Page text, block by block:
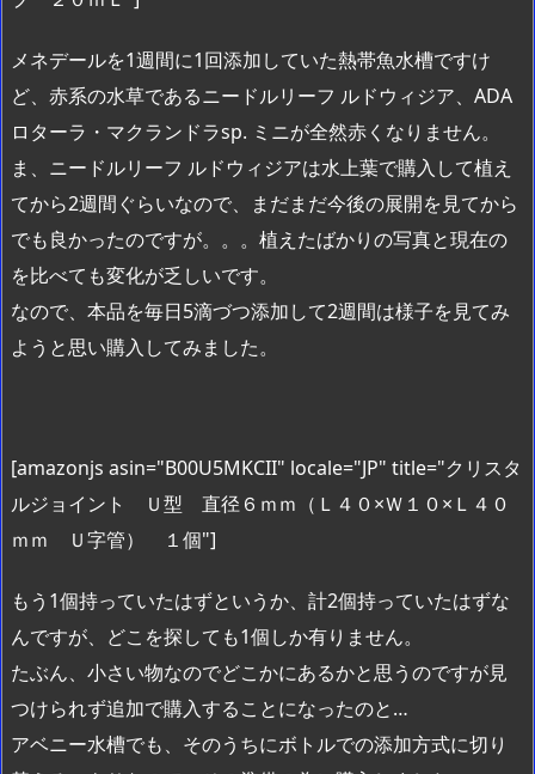
メネデールを1週間に1回添加していた熱帯魚水槽ですけ
ど、赤系の水草であるニードルリーフ ルドウィジア、ADA
ロターラ・マクランドラsp. ミニが全然赤くなりません。
ま、ニードルリーフ ルドウィジアは水上葉で購入して植え
てから2週間ぐらいなので、まだまだ今後の展開を見てから
でも良かったのですが。。。植えたばかりの写真と現在の
を比べても変化が乏しいです。
なので、本品を毎日5滴づつ添加して2週間は様子を見てみ
ようと思い購入してみました。
[amazonjs asin="B00U5MKCII" locale="JP" title="クリスタ
ルジョイント Ｕ型 直径６ｍｍ（Ｌ４０×Ｗ１０×Ｌ４０
ｍｍ Ｕ字管） １個"]
もう1個持っていたはずというか、計2個持っていたはずな
んですが、どこを探しても1個しか有りません。
たぶん、小さい物なのでどこかにあるかと思うのですが見
つけられず追加で購入することになったのと…
アベニー水槽でも、そのうちにボトルでの添加方式に切り